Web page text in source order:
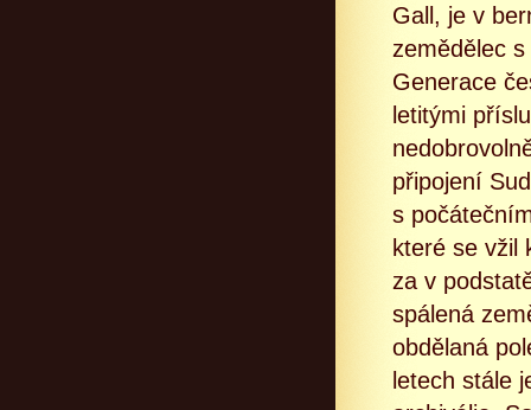
Gall, je v
zemědělec
Generace
letitými
připojení
s
které se vžil
za v
spálená
obdělaná
letech stále